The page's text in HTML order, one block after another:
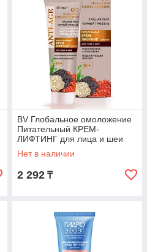
BV Глобальное омоложение
Питательный КРЕМ-
ЛИФТИНГ для лица и шеи
60+ ночной 50 мл
Нет в наличии
2 292 ₸